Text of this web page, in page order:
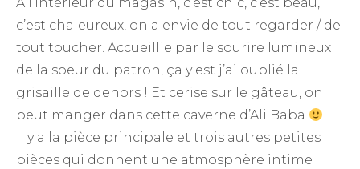
c’est chaleureux, on a envie de tout regarder / de
tout toucher. Accueillie par le sourire lumineux
de la soeur du patron, ça y est j’ai oublié la
grisaille de dehors ! Et cerise sur le gâteau, on
peut manger dans cette caverne d’Ali Baba
Il y a la pièce principale et trois autres petites
pièces qui donnent une atmosphère intime